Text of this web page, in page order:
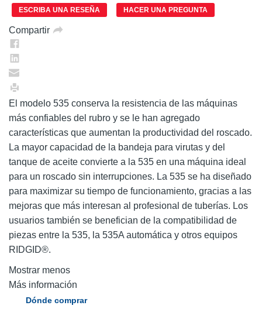
en
la
ESCRIBA UNA RESEÑA HACER UNA PREGUNTA
Compartir
El modelo 535 conserva la resistencia de las máquinas
más confiables del rubro y se le han agregado
características que aumentan la productividad del roscado.
La mayor capacidad de la bandeja para virutas y del
tanque de aceite convierte a la 535 en una máquina ideal
para un roscado sin interrupciones. La 535 se ha diseñado
para maximizar su tiempo de funcionamiento, gracias a las
mejoras que más interesan al profesional de tuberías. Los
usuarios también se benefician de la compatibilidad de
piezas entre la 535, la 535A automática y otros equipos
RIDGID®.
Mostrar menos
Más información
Dónde comprar